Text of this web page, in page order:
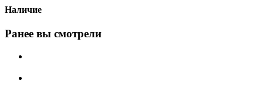
Наличие
Ранее вы смотрели